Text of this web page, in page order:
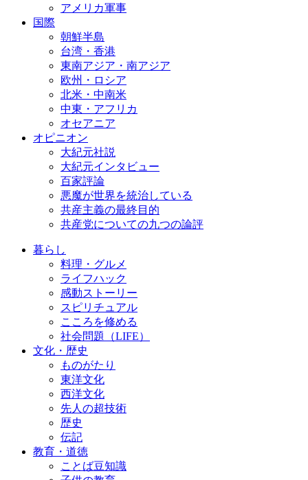
アメリカ軍事
国際
朝鮮半島
台湾・香港
東南アジア・南アジア
欧州・ロシア
北米・中南米
中東・アフリカ
オセアニア
オピニオン
大紀元社説
大紀元インタビュー
百家評論
悪魔が世界を統治している
共産主義の最終目的
共産党についての九つの論評
暮らし
料理・グルメ
ライフハック
感動ストーリー
スピリチュアル
こころを修める
社会問題（LIFE）
文化・歴史
ものがたり
東洋文化
西洋文化
先人の超技術
歴史
伝記
教育・道徳
ことば豆知識